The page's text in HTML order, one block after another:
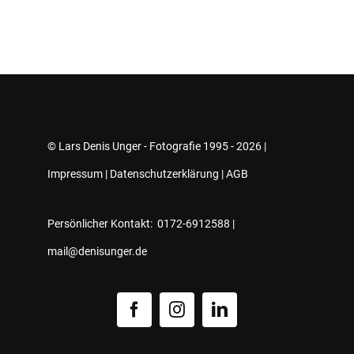
© Lars Denis Unger - Fotografie 1995 - 2026 |
Impressum | Datenschutzerklärung |AGB
Persönlicher Kontakt: 0172-6912588 |
mail@denisunger.de